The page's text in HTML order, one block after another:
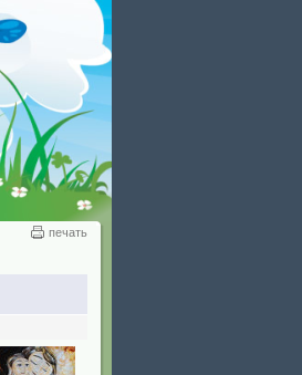
печать